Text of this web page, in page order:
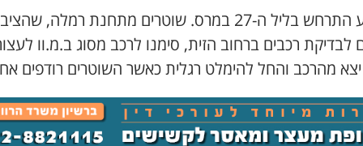
האירוע התרחש בליל ה-27 במרס. שוטרים מתחנת רמלה,
לבדיקת רכבים ברחוב הזית, סימנו לרכב מסוג ב.מ.וו
מהרכב והחל להימלט רגלית כאשר השוטרים רודפים